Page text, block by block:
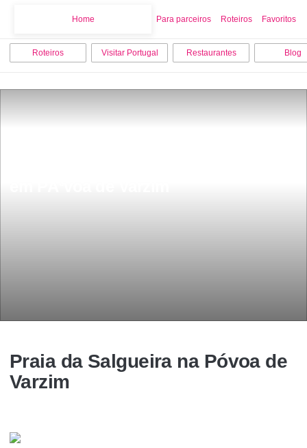
Home Para parceiros Roteiros Favoritos
Roteiros Visitar Portugal Restaurantes Blog
Praia da Salgueira na Póvoa de
Varzim